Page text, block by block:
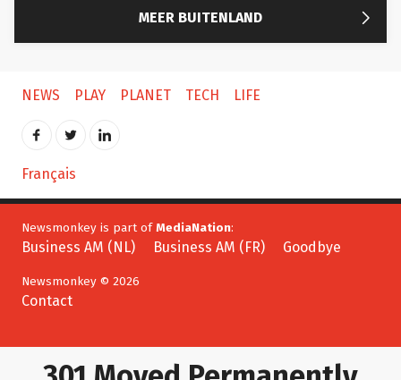
MEER BUITENLAND 
NEWS PLAY PLANET TECH LIFE
Français
Newsmonkey is part ofMediaNation:
Business AM (NL) Business AM (FR) Goodbye
Newsmonkey © 2026
Contact